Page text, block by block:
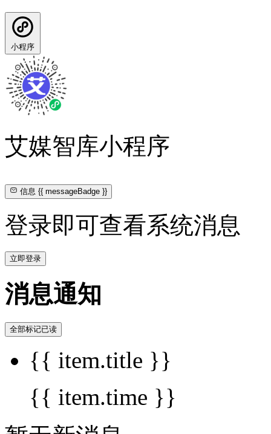
小程序
艾媒智库小程序
信息{{ messageBadge }}
登录即可查看系统消息
立即登录
消息通知
全部标记已读
{{ item.title }}
{{ item.time }}